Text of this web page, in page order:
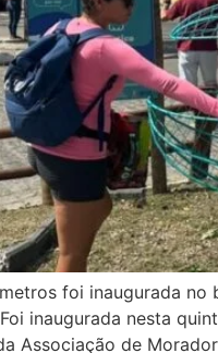
foi inaugurada
inaugurada nesta
Associação de